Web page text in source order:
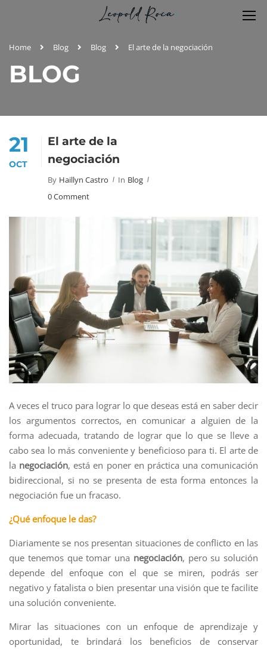
Home Blog Blog El arte de la negociación
BLOG
21
OCT
El arte de la
negociación
By Haillyn Castro In Blog
0 Comment
A veces el truco para lograr lo que deseas está en saber decir
los argumentos correctos, en comunicar a alguien de la
forma adecuada, tratando de lograr que lo que se lleve a
cabo sea lo más conveniente y beneficioso para ti. El arte de
la negociación, está en poner en práctica una comunicación
bidireccional, si no se presenta de esta forma entonces la
negociación fue un fracaso.
¿Qué enfoque le das?
Diariamente se nos presentan situaciones de conflicto en las
que tenemos que tomar una negociación, pero su solución
depende del enfoque con el que se miren, podrás ser
negativo y fatalista o bien presentar una visión que te facilite
una solución conveniente.
Mirar las situaciones con un enfoque de aprendizaje y
oportunidad, te brindará los beneficios de conservar